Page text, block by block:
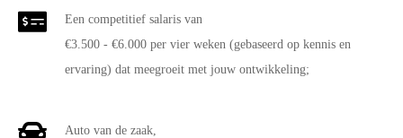
Een competitief salaris van
€3.500 - €6.000 per vier weken (gebaseerd op kennis en
ervaring) dat meegroeit met jouw ontwikkeling;
Auto van de zaak,